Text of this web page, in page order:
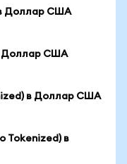
Доллар США
Доллар США
в Доллар США
Tokenized) в